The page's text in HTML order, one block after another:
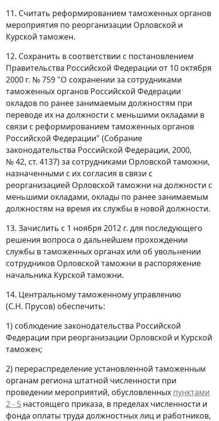
11. Считать реформированием таможенных органов
мероприятия по реорганизации Орловской и
Курской таможен.
12. Сохранить в соответствии с постановлением
Правительства Российской Федерации от 10 октября
2000 г. № 759 "О сохранении за сотрудниками
таможенных органов Российской Федерации
окладов по ранее занимаемым должностям при
переводе их на должности с меньшими окладами в
связи с реформированием таможенных органов
Российской Федерации" (Собрание
законодательства Российской Федерации, 2000,
№ 42, ст. 4137) за сотрудниками Орловской таможни,
назначенными с их согласия в связи с
реорганизацией Орловской таможни на должности с
меньшими окладами, оклады по ранее занимаемым
должностям на время их службы в новой должности.
13. Зачислить с 1 ноября 2012 г. для последующего
решения вопроса о дальнейшем прохождении
службы в таможенных органах или об увольнении
сотрудников Орловской таможни в распоряжение
начальника Курской таможни.
14. Центральному таможенному управлению
(С.Н. Прусов) обеспечить:
1) соблюдение законодательства Российской
Федерации при реорганизации Орловской и Курской
таможен;
2) перераспределение установленной таможенным
органам региона штатной численности при
проведении мероприятий, обусловленных пунктами
2 - 5 настоящего приказа, в пределах численности и
фонда оплаты труда должностных лиц и работников,